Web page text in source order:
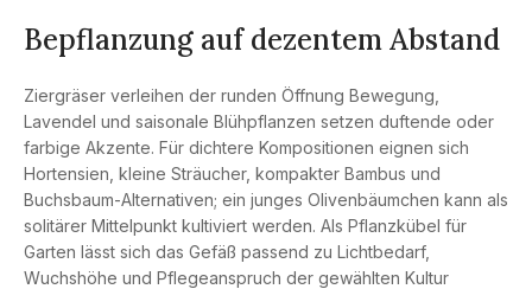
Bepflanzung auf dezentem Abstand
Ziergräser verleihen der runden Öffnung Bewegung,
Lavendel und saisonale Blühpflanzen setzen duftende oder
farbige Akzente. Für dichtere Kompositionen eignen sich
Hortensien, kleine Sträucher, kompakter Bambus und
Buchsbaum-Alternativen; ein junges Olivenbäumchen kann als
solitärer Mittelpunkt kultiviert werden. Als Pflanzkübel für
Garten lässt sich das Gefäß passend zu Lichtbedarf,
Wuchshöhe und Pflegeanspruch der gewählten Kultur